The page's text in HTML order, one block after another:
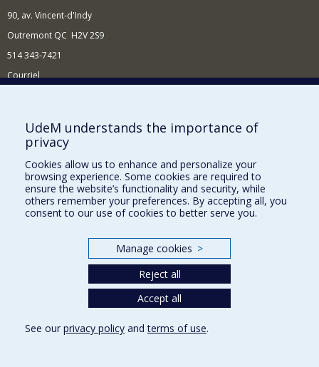
90, av. Vincent-d'Indy
Outremont QC H2V 2S9
514 343-7421
Courriel
Comment soutenir l'École?
BESOIN D'AIDE?
Plan du site
Signaler une erreur
Accessibilité
Nos départements et écoles
UdeM understands the importance of
privacy
Cookies allow us to enhance and personalize your
browsing experience. Some cookies are required to
ensure the website’s functionality and security, while
others remember your preferences. By accepting all, you
consent to our use of cookies to better serve you.
Manage cookies >
Reject all
Accept all
See our privacy policy andterms of use.